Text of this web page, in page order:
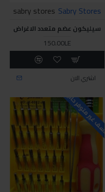
Sabry Stores
sabry stores
سيليكون عضم متعدد الاغراض
150.00LE
اشتري الان
للاسف غير متوفر حاليا